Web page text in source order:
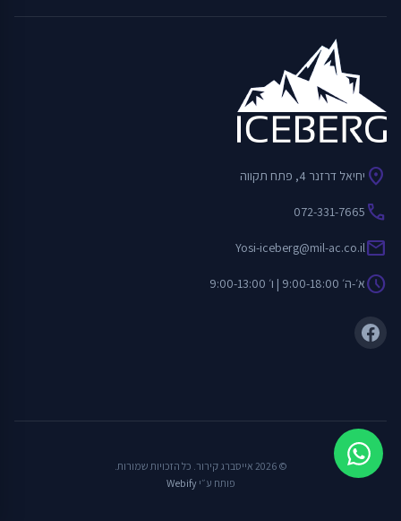
location_on יחיאל דרזנר 4, פתח תקווה
call
072-331-7665
mail
Yosi-iceberg@mil-ac.co.il
scheduleא׳-ה׳ 9:00-18:00 | ו׳ 9:00-13:00
© 2026 אייסברג קירור. כל הזכויות שמורות.
פותח ע״יWebify